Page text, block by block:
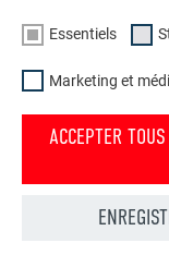
polyvalence de
durables de
Essentiels
Marketing et
ACCEPTER